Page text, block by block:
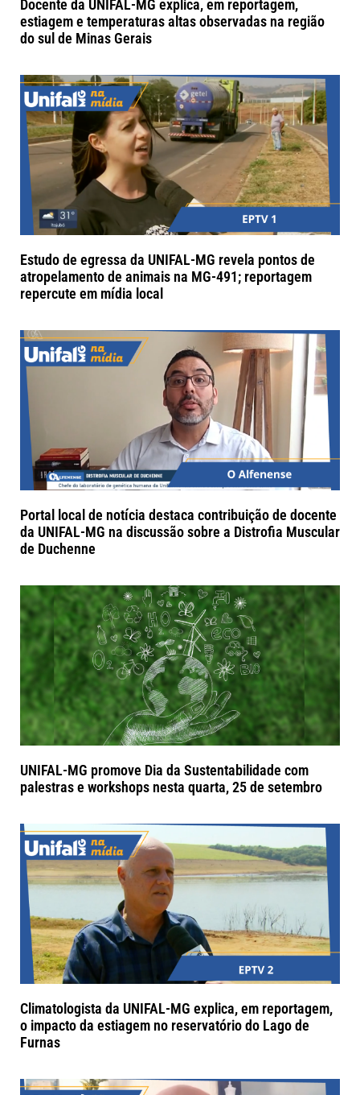
Docente da UNIFAL-MG explica, em reportagem,
estiagem e temperaturas altas observadas na região
do sul de Minas Gerais
Estudo de egressa da UNIFAL-MG revela pontos de
atropelamento de animais na MG-491; reportagem
repercute em mídia local
Portal local de notícia destaca contribuição de docente
da UNIFAL-MG na discussão sobre a Distrofia Muscular
de Duchenne
UNIFAL-MG promove Dia da Sustentabilidade com
palestras e workshops nesta quarta, 25 de setembro
Climatologista da UNIFAL-MG explica, em reportagem,
o impacto da estiagem no reservatório do Lago de
Furnas